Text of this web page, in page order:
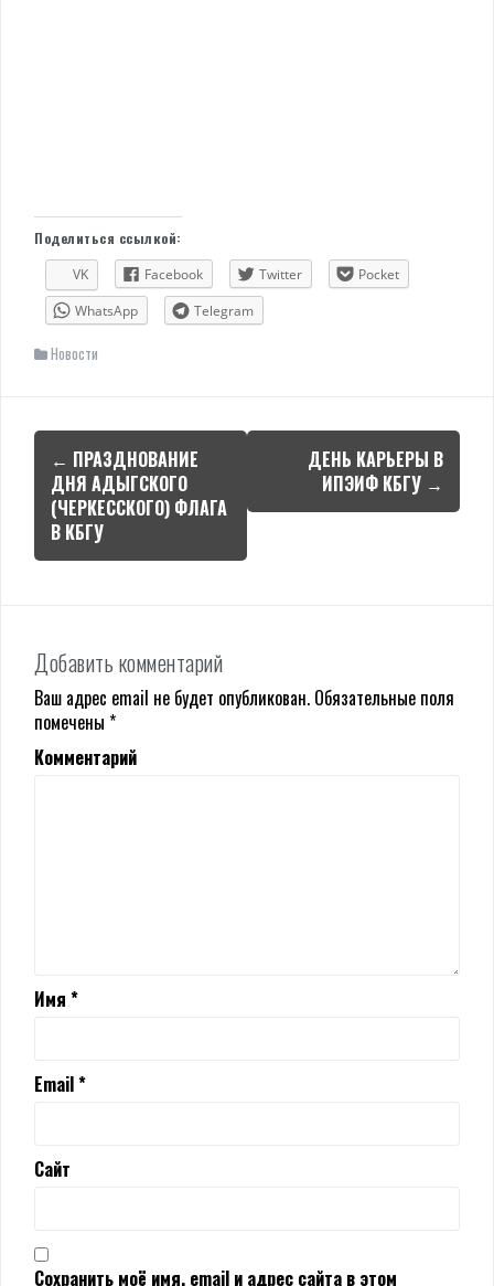
Поделиться ссылкой:
VK
Facebook Twitter
Pocket
WhatsApp
Telegram
Новости
Навигация
по
записям
← ПРАЗДНОВАНИЕ
ДНЯ АДЫГСКОГО
(ЧЕРКЕССКОГО) ФЛАГА
В КБГУ
ДЕНЬ КАРЬЕРЫ В
ИПЭИФ КБГУ →
Добавить комментарий
Ваш адрес email не будет опубликован. Обязательные поля
помечены *
Комментарий
Имя *
Email*
Сайт
Сохранить моё имя, email и адрес сайта в этом